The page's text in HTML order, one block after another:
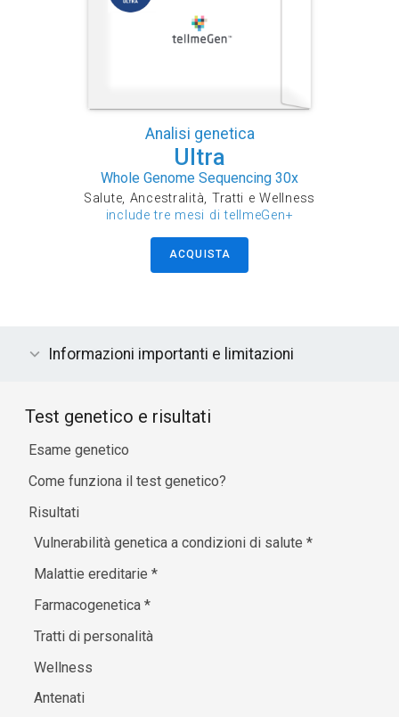
Analisi genetica
Ultra
Whole Genome Sequencing 30x
Salute, Ancestralità, Tratti e Wellness
include tre mesi di tellmeGen+
ACQUISTA
Informazioni importanti e limitazioni
Test genetico e risultati
Esame genetico
Come funziona il test genetico?
Risultati
Vulnerabilità genetica a condizioni di salute*
Malattie ereditarie*
Farmacogenetica*
Tratti di personalità
Wellness
Antenati